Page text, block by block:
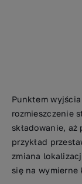
Punktem
rozmieszczenie
składowanie, aż
przykład
zmiana
się na wymierne